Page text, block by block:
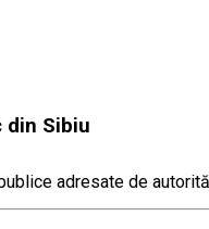
din Sibiu
adresate de